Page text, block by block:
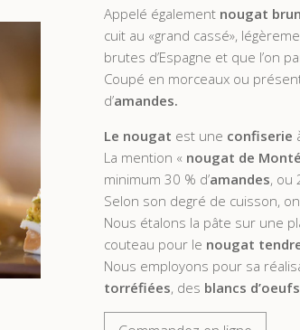
Appelé également nougat brun
cuit au «grand cassé»,
brutes d’Espagne et que l’on
Coupé en morceaux ou
d’amandes.
Le nougat est une confiserie
La mention « nougat de
minimum 30 % d’amandes, ou
Selon son degré de cuisson,
Nous étalons la pâte sur une
couteau pour le nougat
Nous employons pour sa
torréfiées, des blancs d’oeufs